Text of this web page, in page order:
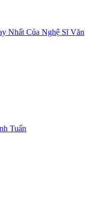
Nhất Của Nghệ Sĩ Văn
Tuấn